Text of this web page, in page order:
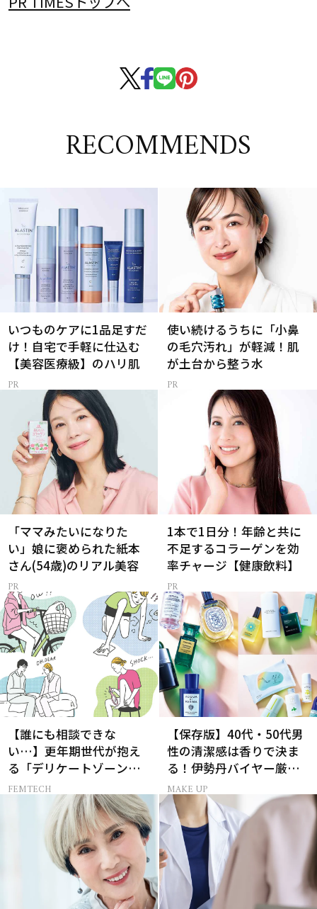
RECOMMENDS
いつものケアに1品足すだ
け！自宅で手軽に仕込む
【美容医療級】のハリ肌
使い続けるうちに「小鼻
の毛穴汚れ」が軽減！肌
が土台から整う水
「ママみたいになりた
い」娘に褒められた紙本
さん(54歳)のリアル美容
1本で1日分！年齢と共に
不足するコラーゲンを効
率チャージ【健康飲料】
【誰にも相談できな
い…】更年期世代が抱え
る「デリケートゾーン」
のリアルなお悩み４選
FEMTECH
【保存版】40代・50代男
性の清潔感は香りで決ま
る！伊勢丹バイヤー厳選
フレグランス15選
MAKE UP